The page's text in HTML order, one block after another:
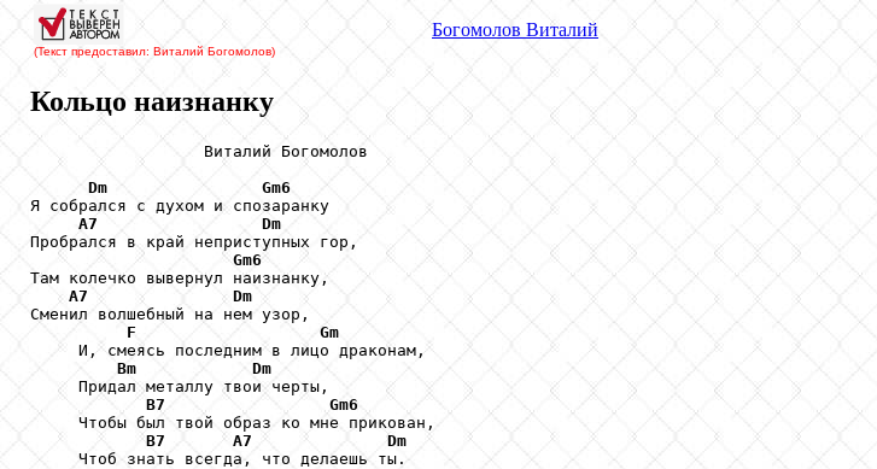
(Текст предоставил: Виталий Богомолов)
Богомолов Виталий
Кольцо наизнанку
                  Виталий Богомолов
Dm
Gm6
Я собрался с духом и спозаранку
A7
Dm
Пробрался в край неприступных гор,
Gm6
Там колечко вывернул наизнанку,
A7
Dm
Сменил волшебный на нем узор,
F
Gm
     И, смеясь последним в лицо драконам,
Bm
Dm
     Придал металлу твои черты,
B7
Gm6
     Чтобы был твой образ ко мне прикован,
B7
A7
Dm
     Чтоб знать всегда, что делаешь ты.